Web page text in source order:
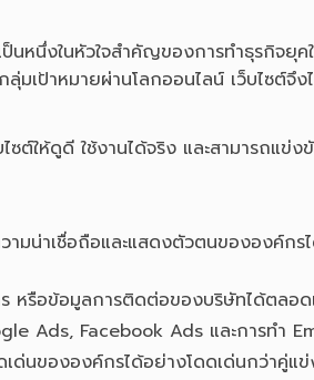
นหนึ่งในหัวใจสำคัญของการทำธุรกิจยุ
เป้าหมายผ่านโลกออนไลน์ เว็บไซต์จึ
ให้ดูดี ใช้งานได้จริง และสามารถแข่ง
มน่าเชื่อถือและแสดงตัวตนขององค์กร
หรือข้อมูลการติดต่อของบริษัทได้ตลอด
Ads, Facebook Ads และการทำ
เด่นขององค์กรได้อย่างโดดเด่นกว่าคู่แ